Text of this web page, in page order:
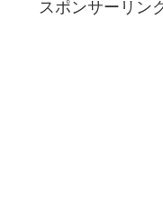
スポンサーリン